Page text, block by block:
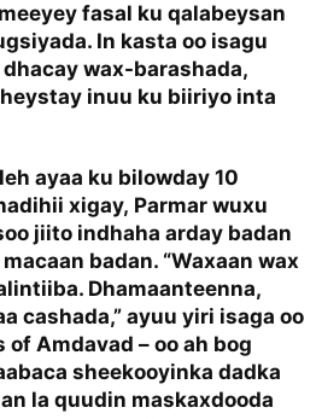
fasal ku qalabeysan
In kasta oo isagu
wax-barashada,
inuu ku biiriyo inta
ayaa ku bilowday 10
xigay, Parmar wuxu
jiito indhaha arday badan
badan. “Waxaan wax
Dhamaanteenna,
cashada,” ayuu yiri isaga oo
of Amdavad – oo ah bog
sheekooyinka dadka
la quudin maskaxdooda